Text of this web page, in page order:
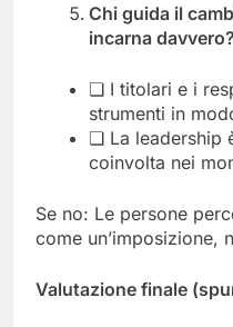
Chi guida il
incarna davvero?
❏ I titolari e i
strumenti in
❏ La leadership
coinvolta nei
Se no: Le persone
come un’imposizione,
Valutazione finale